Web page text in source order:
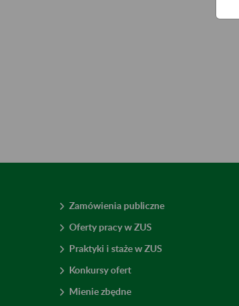
Zamówienia publiczne
Oferty pracy w ZUS
Praktyki i staże w ZUS
Konkursy ofert
Mienie zbędne